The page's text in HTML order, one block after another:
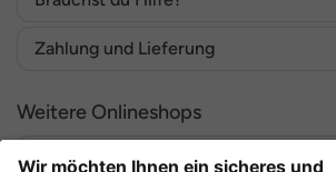
Zahlung und Lieferung
Weitere Onlineshops
Deutschland